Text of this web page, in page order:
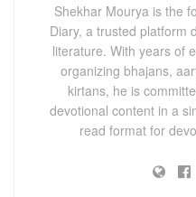
Shekhar Mourya is the
Diary, a trusted platform
literature. With years of
organizing bhajans,
kirtans, he is
devotional content in a
read format for